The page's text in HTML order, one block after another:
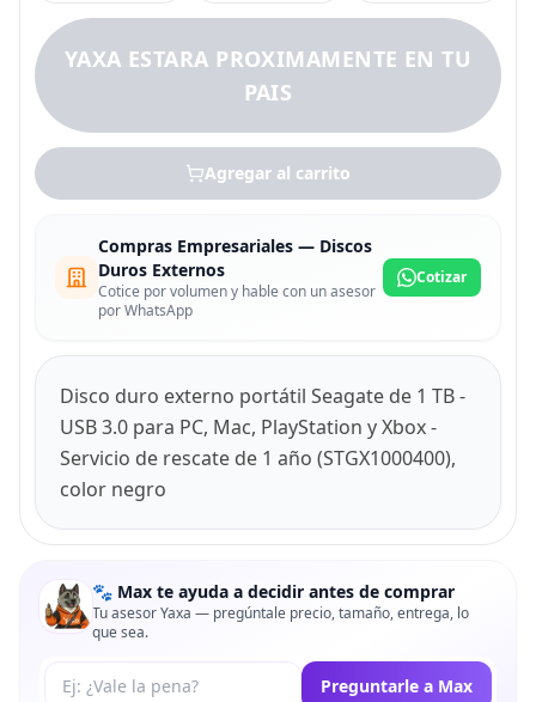
YAXA ESTARA PROXIMAMENTE EN TU
PAIS
Agregar al carrito
Compras Empresariales — Discos
Duros Externos
Cotice por volumen y hable con un asesor
por WhatsApp
Cotizar
Disco duro externo portátil Seagate de 1 TB -
USB 3.0 para PC, Mac, PlayStation y Xbox -
Servicio de rescate de 1 año (STGX1000400),
color negro
🐾 Max te ayuda a decidir antes de comprar
Tu asesor Yaxa — pregúntale precio, tamaño, entrega, lo
que sea.
Tu pregunta a Max Preguntarle a Max